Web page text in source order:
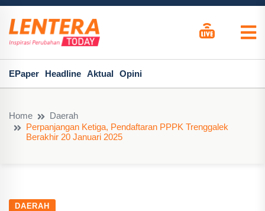
EPaper Headline Aktual Opini
Home
Daerah
Perpanjangan Ketiga, Pendaftaran PPPK Trenggalek
Berakhir 20 Januari 2025
DAERAH